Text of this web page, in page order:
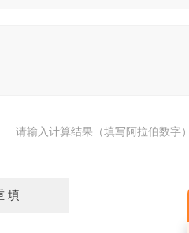
请输入计算结果（填写阿拉伯数字